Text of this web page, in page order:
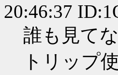
20:46:37
誰も見て
トリップ